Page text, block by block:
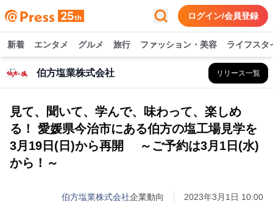
ログイン/会員登録
新着 エンタメ グルメ 旅行 ファッション・美容 ライフスタ
伯方塩業株式会社 リリース一覧
見て、聞いて、学んで、味わって、楽しめ
る！ 愛媛県今治市にある伯方の塩工場見学を
3月19日(日)から再開 ～ご予約は3月1日(水)
から！～
伯方塩業株式会社企業動向 2023年3月1日 10:00